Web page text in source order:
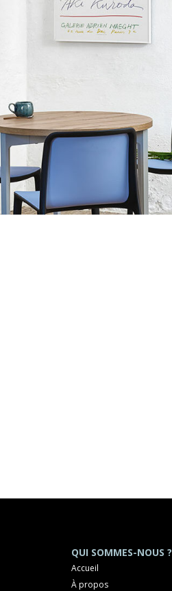
QUI SOMMES-NOUS ?
Accueil
À propos